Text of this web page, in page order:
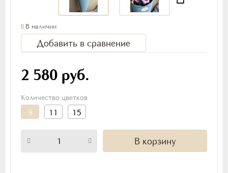
В наличии
Добавить в сравнение
2 580 руб.
Количество цветков
9 11 15
В корзину